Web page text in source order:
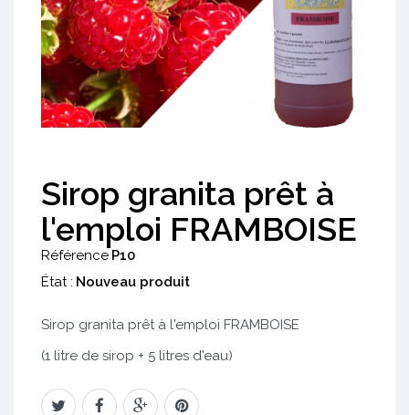
Sirop granita prêt à
l'emploi FRAMBOISE
Référence P10
État : Nouveau produit
Sirop granita prêt à l'emploi FRAMBOISE
(1 litre de sirop + 5 litres d'eau)